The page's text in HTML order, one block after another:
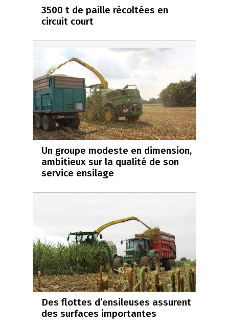
3500 t de paille récoltées en
circuit court
Un groupe modeste en dimension,
ambitieux sur la qualité de son
service ensilage
Des flottes d’ensileuses assurent
des surfaces importantes